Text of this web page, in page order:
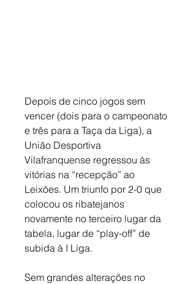
Depois de cinco jogos sem
vencer (dois para o campeonato
e três para a Taça da Liga), a
União Desportiva
Vilafranquense regressou às
vitórias na “recepção” ao
Leixões. Um triunfo por 2-0 que
colocou os ribatejanos
novamente no terceiro lugar da
tabela, lugar de “play-off” de
subida à I Liga.
Sem grandes alterações no